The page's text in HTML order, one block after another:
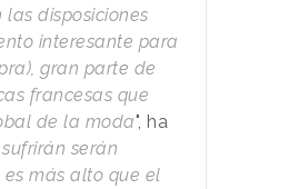
las disposiciones
interesante para
gran parte de
francesas que
de la moda", ha
serán
más alto que el